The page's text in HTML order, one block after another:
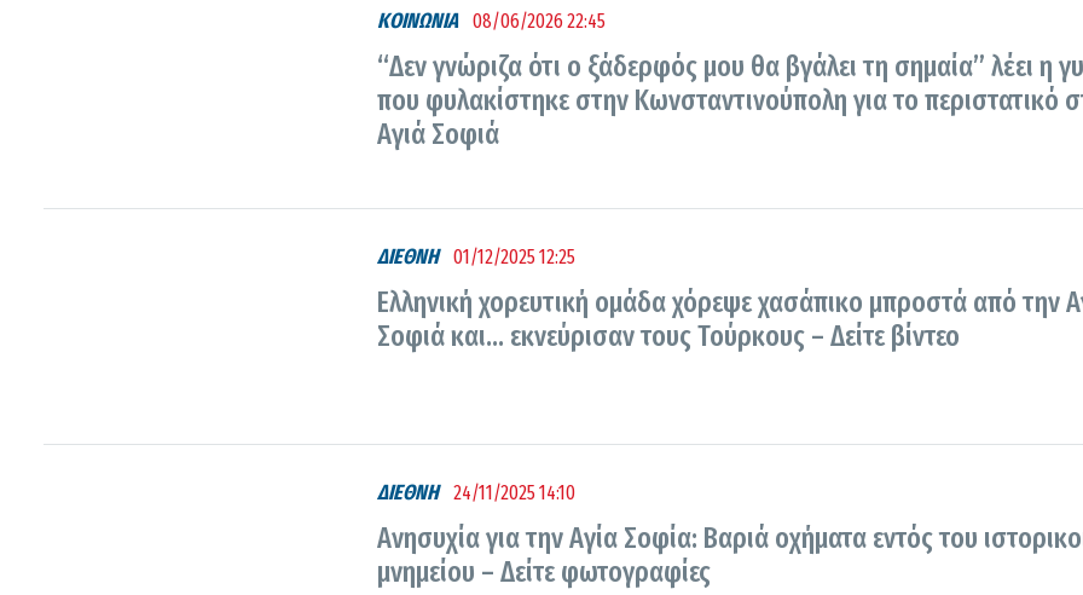
ΚΟΙΝΩΝΙΑ 08/06/2026 22:45
“Δεν γνώριζα ότι ο ξάδερφός μου θα βγάλει τη σημαία” λέει η
που φυλακίστηκε στην Κωνσταντινούπολη για το περιστατικό
Αγιά Σοφιά
ΔΙΕΘΝΗ 01/12/2025 12:25
Ελληνική χορευτική ομάδα χόρεψε χασάπικο μπροστά από την
Σοφιά και… εκνεύρισαν τους Τούρκους – Δείτε βίντεο
ΔΙΕΘΝΗ 24/11/2025 14:10
Ανησυχία για την Αγία Σοφία: Βαριά οχήματα εντός του
μνημείου – Δείτε φωτογραφίες